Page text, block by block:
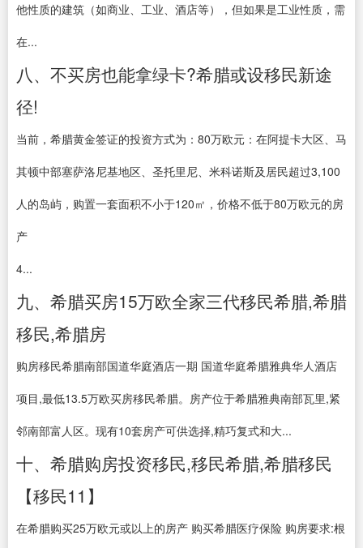
他性质的建筑（如商业、工业、酒店等），但如果是工业性质，需
在...
八、不买房也能拿绿卡?希腊或设移民新途
径!
当前，希腊黄金签证的投资方式为：80万欧元：在阿提卡大区、马
其顿中部塞萨洛尼基地区、圣托里尼、米科诺斯及居民超过3,100
人的岛屿，购置一套面积不小于120㎡，价格不低于80万欧元的房
产
4...
九、希腊买房15万欧全家三代移民希腊,希腊
移民,希腊房
购房移民希腊南部国道华庭酒店一期 国道华庭希腊雅典华人酒店
项目,最低13.5万欧买房移民希腊。房产位于希腊雅典南部瓦里,紧
邻南部富人区。现有10套房产可供选择,精巧复式和大...
十、希腊购房投资移民,移民希腊,希腊移民
【移民11】
在希腊购买25万欧元或以上的房产 购买希腊医疗保险 购房要求:根